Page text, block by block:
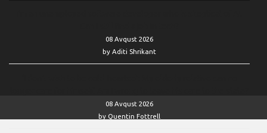
08 Avqust 2026
by Aditi Shrikant
08 Avqust 2026
by Quentin Fottrell